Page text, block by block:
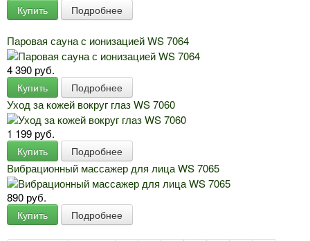
Купить Подробнее
Паровая сауна с ионизацией WS 7064
4 390 руб.
Купить Подробнее
Уход за кожей вокруг глаз WS 7060
1 199 руб.
Купить Подробнее
Вибрационный массажер для лица WS 7065
890 руб.
Купить Подробнее